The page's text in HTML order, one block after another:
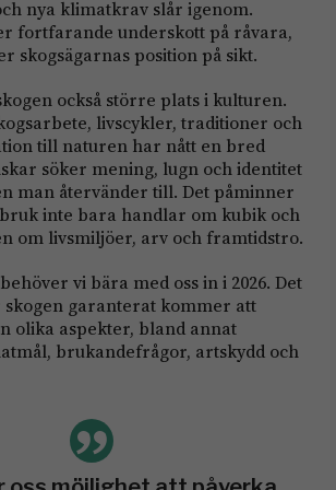
nya klimatkrav slår igenom.
fortfarande underskott på råvara,
skogsägarnas position på sikt.
också större plats i kulturen.
livscykler, traditioner och
till naturen har nått en bred
söker mening, lugn och identitet
man återvänder till. Det påminner
inte bara handlar om kubik och
om livsmiljöer, arv och framtidstro.
vi bära med oss in i 2026. Det
garanterat kommer att
olika aspekter, bland annat
brukandefrågor, artskydd och